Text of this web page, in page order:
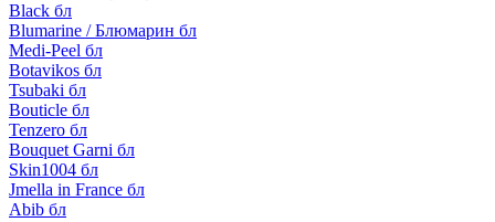
Black бл
Blumarine / Блюмарин бл
Medi-Peel бл
Botavikos бл
Tsubaki бл
Bouticle бл
Tenzero бл
Bouquet Garni бл
Skin1004 бл
Jmella in France бл
Abib бл